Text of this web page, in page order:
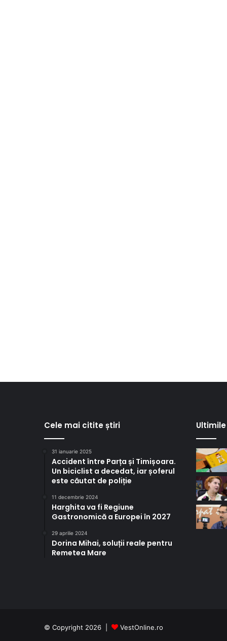
Cele mai citite știri
31 ianuarie 2025
Accident între Parța și Timișoara.
Un biciclist a decedat, iar șoferul
este căutat de poliție
11 decembrie 2024
Harghita va fi Regiune
Gastronomică a Europei în 2027
29 aprilie 2024
Dorina Mihai, soluții reale pentru
Remetea Mare
© Copyright 2026 | VestOnline.ro